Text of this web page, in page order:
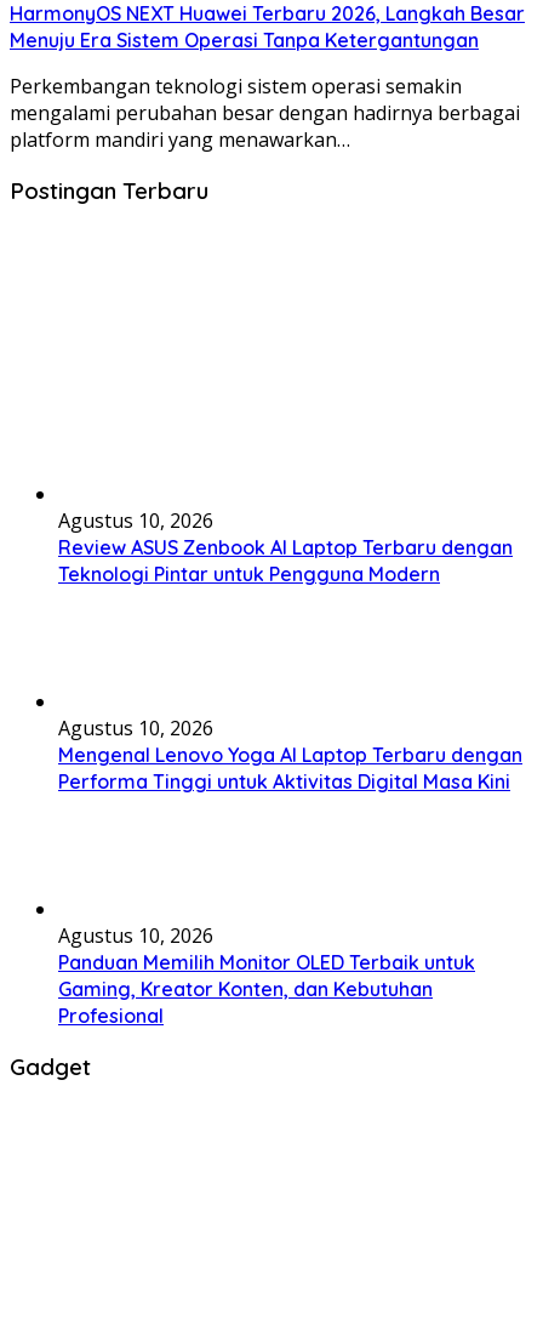
HarmonyOS NEXT Huawei Terbaru 2026, Langkah Besar
Menuju Era Sistem Operasi Tanpa Ketergantungan
Perkembangan teknologi sistem operasi semakin
mengalami perubahan besar dengan hadirnya berbagai
platform mandiri yang menawarkan…
Postingan Terbaru
Agustus 10, 2026
Review ASUS Zenbook AI Laptop Terbaru dengan
Teknologi Pintar untuk Pengguna Modern
Agustus 10, 2026
Mengenal Lenovo Yoga AI Laptop Terbaru dengan
Performa Tinggi untuk Aktivitas Digital Masa Kini
Agustus 10, 2026
Panduan Memilih Monitor OLED Terbaik untuk
Gaming, Kreator Konten, dan Kebutuhan
Profesional
Gadget